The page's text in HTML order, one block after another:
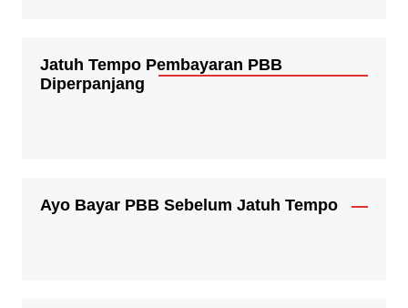
Jatuh Tempo Pembayaran PBB
Diperpanjang
Ayo Bayar PBB Sebelum Jatuh Tempo